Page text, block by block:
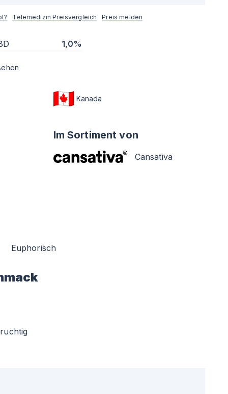
Telemedizin Preisvergleich Preis melden
1,0%
Kanada
Im Sortiment von
Cansativa
Euphorisch